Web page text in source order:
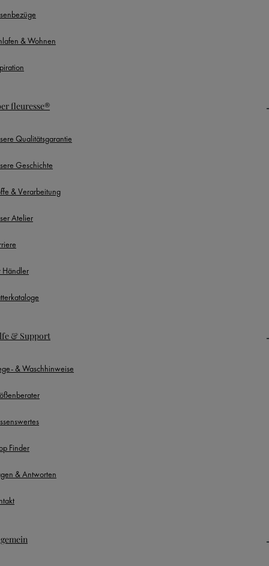
& Wohnen
fleuresse®
Qualitätsgarantie
Geschichte
& Verarbeitung
Atelier
Händler
& Support
& Waschhinweise
Finder
& Antworten